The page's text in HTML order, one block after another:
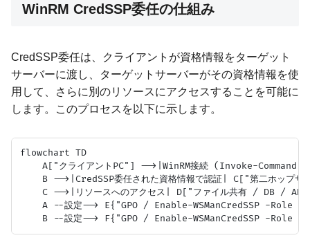
WinRM CredSSP委任の仕組み
CredSSP委任は、クライアントが資格情報をターゲット
サーバーに渡し、ターゲットサーバーがその資格情報を使
用して、さらに別のリソースにアクセスすることを可能に
します。このプロセスを以下に示します。
flowchart TD
A["クライアントPC"] -->|WinRM接続 (Invoke-Command)|
B -->|CredSSP委任された資格情報で認証| C["第二ホップサ
C -->|リソースへのアクセス| D["ファイル共有 / DB / AD
A --設定--> E{"GPO / Enable-WSManCredSSP -Role